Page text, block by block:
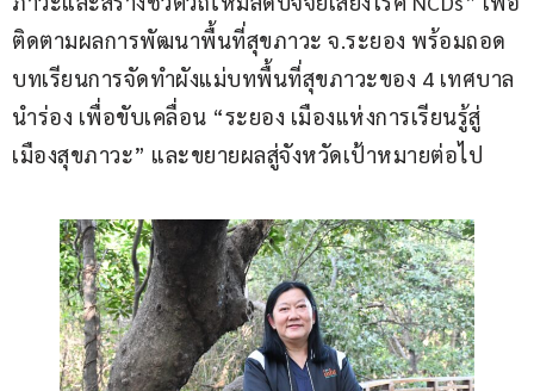
ติดตามผลการพัฒนาพื้นที่สุขภาวะ จ.ระยอง พร้อมถอด
บทเรียนการจัดทำผังแม่บทพื้นที่สุขภาวะของ 4 เทศบาล
นำร่อง เพื่อขับเคลื่อน “ระยอง เมืองแห่งการเรียนรู้สู่
เมืองสุขภาวะ” และขยายผลสู่จังหวัดเป้าหมายต่อไป